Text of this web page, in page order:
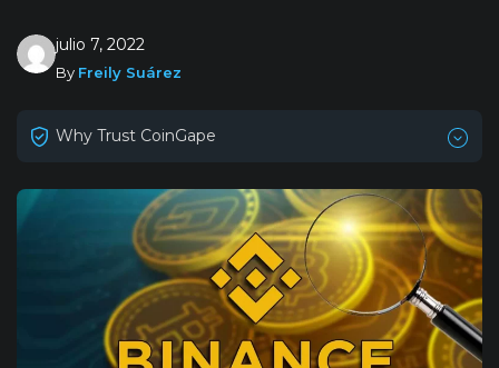
julio 7, 2022
By Freily Suárez
Why Trust CoinGape